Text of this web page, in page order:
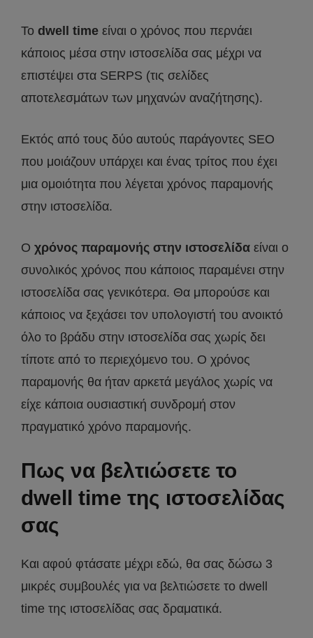
Το dwell time είναι ο χρόνος που περνάει
κάποιος μέσα στην ιστοσελίδα σας μέχρι να
επιστέψει στα SERPS (τις σελίδες
αποτελεσμάτων των μηχανών αναζήτησης).
Εκτός από τους δύο αυτούς παράγοντες SEO
που μοιάζουν υπάρχει και ένας τρίτος που έχει
μια ομοιότητα που λέγεται χρόνος παραμονής
στην ιστοσελίδα.
Ο χρόνος παραμονής στην ιστοσελίδα είναι ο
συνολικός χρόνος που κάποιος παραμένει στην
ιστοσελίδα σας γενικότερα. Θα μπορούσε και
κάποιος να ξεχάσει τον υπολογιστή του ανοικτό
όλο το βράδυ στην ιστοσελίδα σας χωρίς δει
τίποτε από το περιεχόμενο του. Ο χρόνος
παραμονής θα ήταν αρκετά μεγάλος χωρίς να
είχε κάποια ουσιαστική συνδρομή στον
πραγματικό χρόνο παραμονής.
Πως να βελτιώσετε το
dwell time της ιστοσελίδας
σας
Και αφού φτάσατε μέχρι εδώ, θα σας δώσω 3
μικρές συμβουλές για να βελτιώσετε το dwell
time της ιστοσελίδας σας δραματικά.